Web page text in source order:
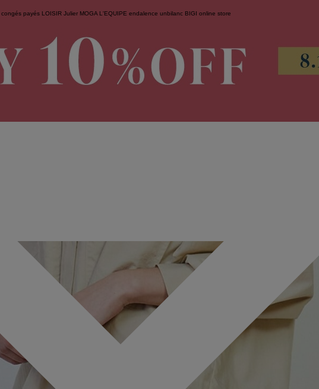
congés payés LOISIR Julier MOGA L'EQUIPE endalence unbilanc BIGI online store